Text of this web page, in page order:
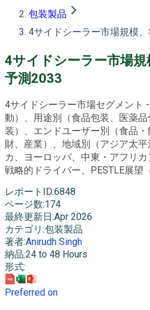
包装製品
4サイドシーラー市場規模
4サイドシーラー市場規
予測2033
4サイドシーラー市場セグメント
動）、用途別（食品包装、医薬
装）、エンドユーザー別（食品
財、産業）、地域別（アジア太
カ、ヨーロッパ、中東・アフリカ
戦略的ドライバー、PESTLE展望
レポートID:6848
ページ数:174
最終更新日 :Apr 2026
カテゴリ :包装製品
著者:Anirudh Singh
納品:24 to 48 Hours
形式:
Preferred on